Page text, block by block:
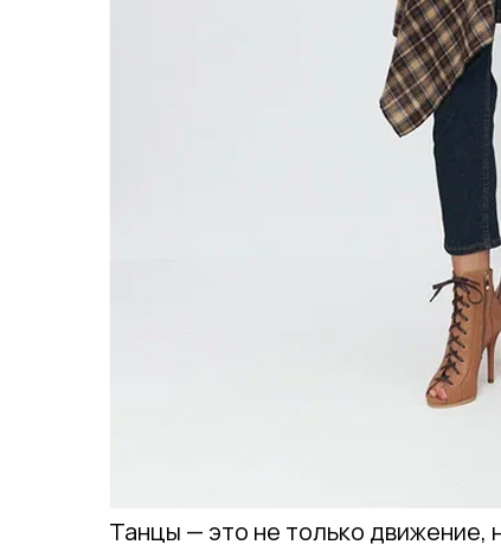
Танцы — это не только движение,